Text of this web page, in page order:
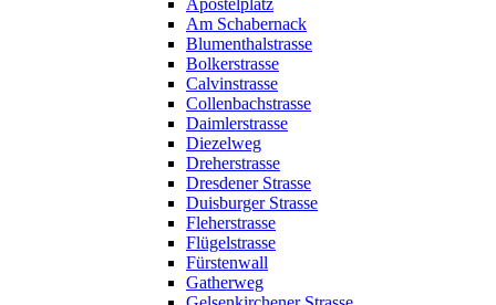
Am Schabernack
Blumenthalstrasse
Bolkerstrasse
Calvinstrasse
Collenbachstrasse
Daimlerstrasse
Diezelweg
Dreherstrasse
Dresdener Strasse
Duisburger Strasse
Fleherstrasse
Flügelstrasse
Fürstenwall
Gatherweg